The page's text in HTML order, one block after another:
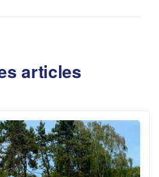
articles